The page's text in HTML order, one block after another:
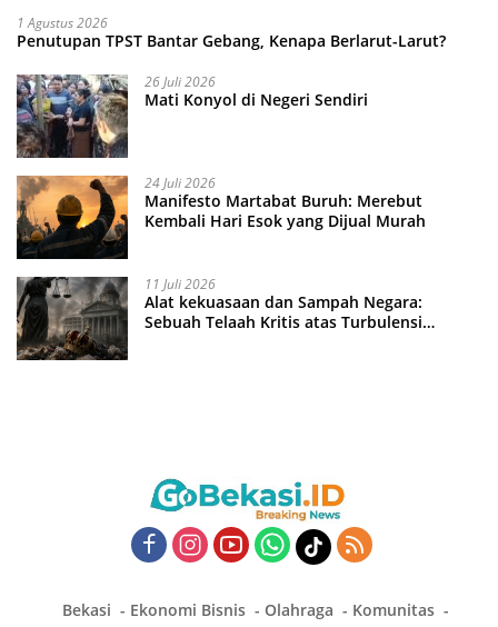
1 Agustus 2026
Penutupan TPST Bantar Gebang, Kenapa Berlarut-Larut?
26 Juli 2026
Mati Konyol di Negeri Sendiri
24 Juli 2026
Manifesto Martabat Buruh: Merebut
Kembali Hari Esok yang Dijual Murah
11 Juli 2026
Alat kekuasaan dan Sampah Negara:
Sebuah Telaah Kritis atas Turbulensi
Bekasi Ekonomi Bisnis Olahraga
Komunitas